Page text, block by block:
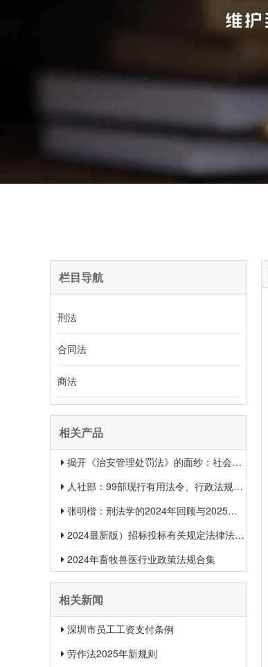
栏目导航
刑法
合同法
商法
相关产品
揭开《治安管理处罚法》的面纱：社会治安权威指南
人社部：99部现行有用法令、行政法规、规章汇总（2025年1月更新）
张明楷：刑法学的2024年回顾与2025年展望
2024最新版）招标投标有关规定法律法规汇总＋适用范围 【收藏】
2024年畜牧兽医行业政策法规合集
相关新闻
深圳市员工工资支付条例
劳作法2025年新规则